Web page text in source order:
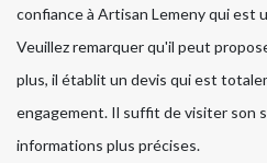
confiance à Artisan Lemeny qui est
Veuillez remarquer qu'il peut
plus, il établit un devis qui est
engagement. Il suffit de visiter son
informations plus précises.